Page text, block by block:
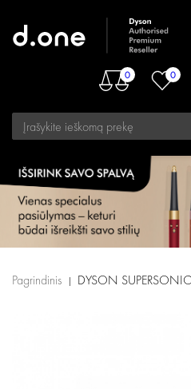
0 0
Pagrindinis DYSON